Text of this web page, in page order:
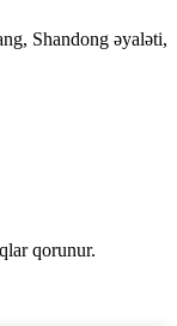
Shandong əyaləti,
qorunur.